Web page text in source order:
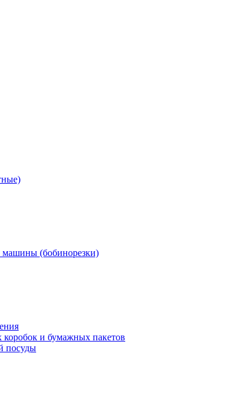
машины (бобинорезки)
коробок и бумажных пакетов
посуды